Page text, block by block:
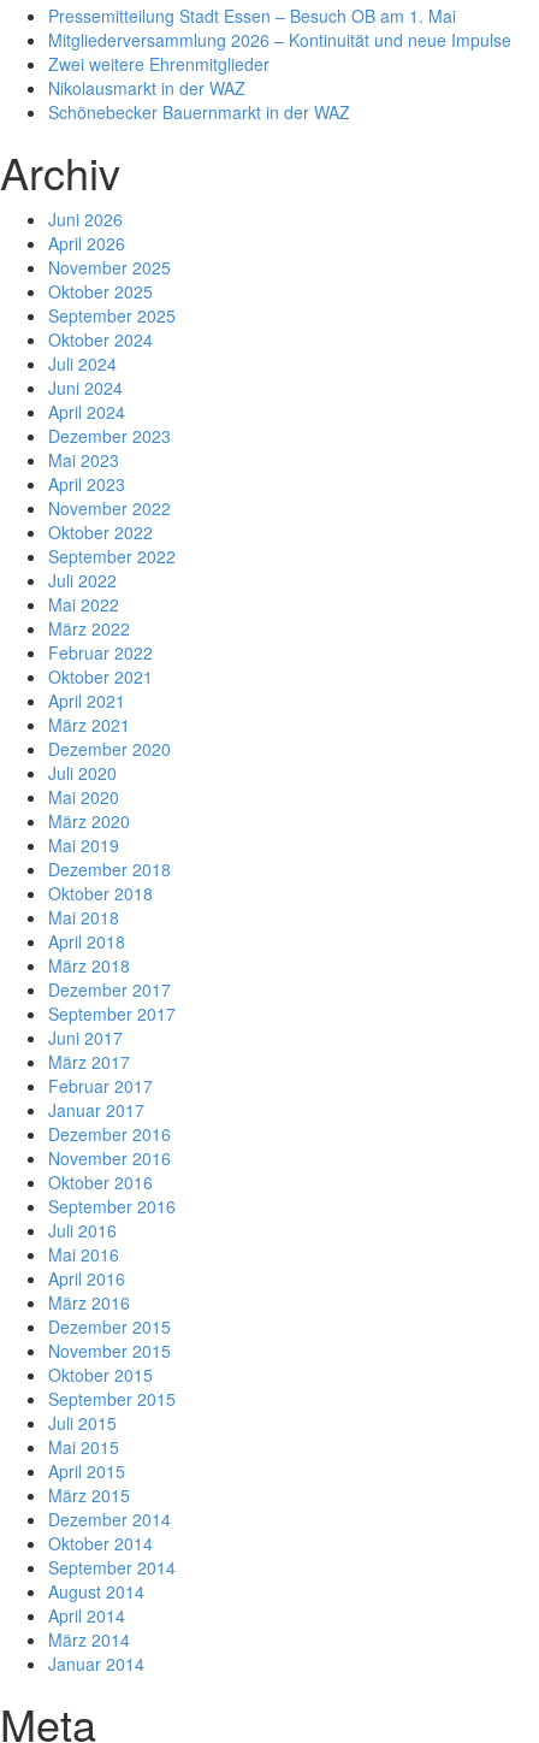
Pressemitteilung Stadt Essen – Besuch OB am 1. Mai
Mitgliederversammlung 2026 – Kontinuität und neue Impulse
Zwei weitere Ehrenmitglieder
Nikolausmarkt in der WAZ
Schönebecker Bauernmarkt in der WAZ
Archiv
Juni 2026
April 2026
November 2025
Oktober 2025
September 2025
Oktober 2024
Juli 2024
Juni 2024
April 2024
Dezember 2023
Mai 2023
April 2023
November 2022
Oktober 2022
September 2022
Juli 2022
Mai 2022
März 2022
Februar 2022
Oktober 2021
April 2021
März 2021
Dezember 2020
Juli 2020
Mai 2020
März 2020
Mai 2019
Dezember 2018
Oktober 2018
Mai 2018
April 2018
März 2018
Dezember 2017
September 2017
Juni 2017
März 2017
Februar 2017
Januar 2017
Dezember 2016
November 2016
Oktober 2016
September 2016
Juli 2016
Mai 2016
April 2016
März 2016
Dezember 2015
November 2015
Oktober 2015
September 2015
Juli 2015
Mai 2015
April 2015
März 2015
Dezember 2014
Oktober 2014
September 2014
August 2014
April 2014
März 2014
Januar 2014
Meta